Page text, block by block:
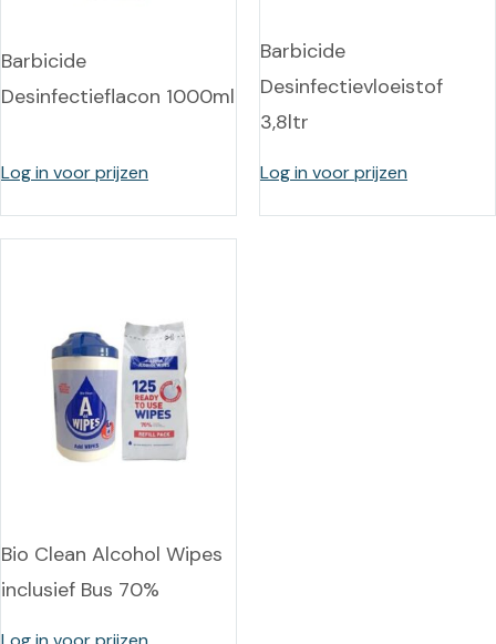
Barbicide
Desinfectieflacon 1000ml
Log in voor prijzen
Barbicide
Desinfectievloeistof
3,8ltr
Log in voor prijzen
Bio Clean Alcohol Wipes
inclusief Bus 70%